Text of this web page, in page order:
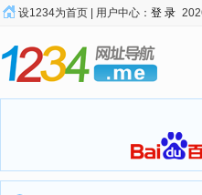
设1234为首页 用户中心： 登 录